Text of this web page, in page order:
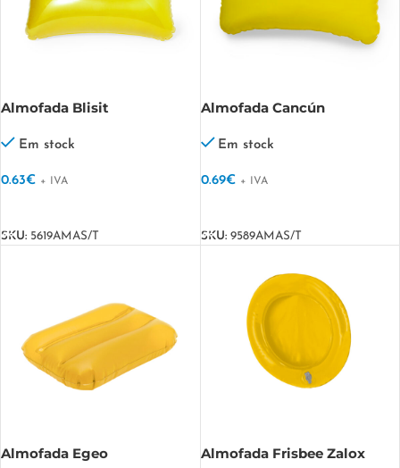
Almofada Blisit
Em stock
0.63€ + IVA
SKU: 5619AMAS/T
Almofada Cancún
Em stock
0.69€ + IVA
SKU: 9589AMAS/T
Almofada Egeo Almofada Frisbee Zalox